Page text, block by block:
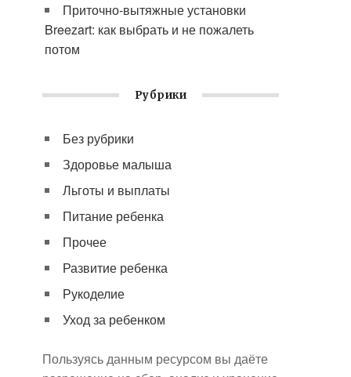
Приточно-вытяжные установки
Breezart: как выбрать и не пожалеть
потом
Рубрики
Без рубрики
Здоровье малыша
Льготы и выплаты
Питание ребенка
Прочее
Развитие ребенка
Рукоделие
Уход за ребенком
Пользуясь данным ресурсом вы даёте